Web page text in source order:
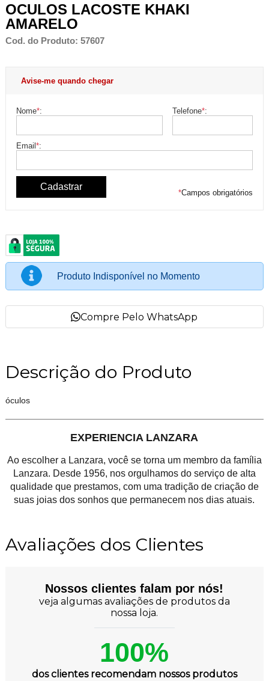
OCULOS LACOSTE KHAKI
AMARELO
Cod. do Produto: 57607
Avise-me quando chegar
Nome*: Telefone*:
Email*:
*Campos obrigatórios
Produto Indisponível no Momento
Compre Pelo WhatsApp
Descrição do Produto
óculos
EXPERIENCIA LANZARA
Ao escolher a Lanzara, você se torna um membro da família
Lanzara. Desde 1956, nos orgulhamos do serviço de alta
qualidade que prestamos, com uma tradição de criação de
suas joias dos sonhos que permanecem nos dias atuais.
Avaliações dos Clientes
Nossos clientes falam por nós!
veja algumas avaliações de produtos da
nossa loja.
100%
dos clientes recomendam nossos produtos